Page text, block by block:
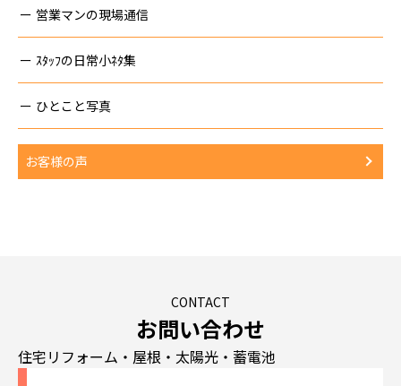
営業マンの現場通信
ｽﾀｯﾌの日常小ﾈﾀ集
ひとこと写真
お客様の声
CONTACT
お問い合わせ
住宅リフォーム・屋根・太陽光・蓄電池